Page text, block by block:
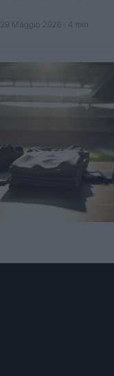
29 Maggio 2026 · 4 min